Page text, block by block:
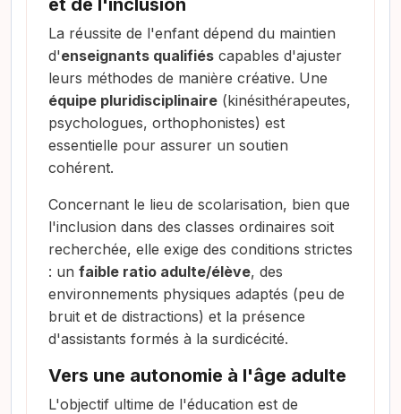
La réussite de l'enfant dépend du maintien
d'enseignants qualifiés capables d'ajuster
leurs méthodes de manière créative. Une
équipe pluridisciplinaire (kinésithérapeutes,
psychologues, orthophonistes) est
essentielle pour assurer un soutien
cohérent.
Concernant le lieu de scolarisation, bien que
l'inclusion dans des classes ordinaires soit
recherchée, elle exige des conditions strictes
: un faible ratio adulte/élève, des
environnements physiques adaptés (peu de
bruit et de distractions) et la présence
d'assistants formés à la surdicécité.
Vers une autonomie à l'âge adulte
L'objectif ultime de l'éducation est de